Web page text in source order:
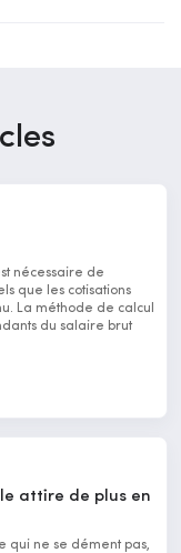
nécessaire de
que les cotisations
La méthode de calcul
du salaire brut
attire de plus en
qui ne se dément pas,